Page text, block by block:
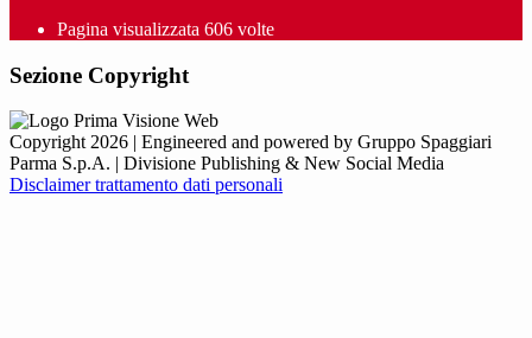
Pagina visualizzata 606 volte
Sezione Copyright
Copyright 2026 | Engineered and powered by Gruppo Spaggiari
Parma S.p.A. | Divisione Publishing & New Social Media
Disclaimer trattamento dati personali